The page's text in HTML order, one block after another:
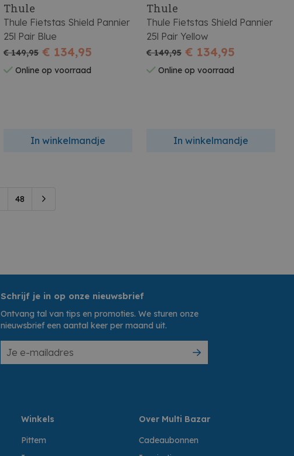
Thule
Thule Fietstas Shield Pannier
25l Pair Blue
€ 149,95 € 134,95
Online op voorraad
In winkelmandje
Thule
Thule Fietstas Shield Pannier
25l Pair Yellow
€ 149,95 € 134,95
Online op voorraad
In winkelmandje
48
Schrijf je in op onze nieuwsbrief
Ontvang tal van tips en promoties. We sturen onze
nieuwsbrief een aantal keer per maand uit.
Winkels
Pittem
Over Multi Bazar
Cadeaubonnen